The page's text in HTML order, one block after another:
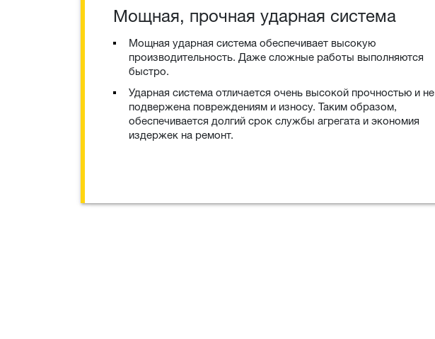
Мощная, прочная ударная система
Мощная ударная система обеспечивает высокую
производительность. Даже сложные работы выполняются
быстро.
Ударная система отличается очень высокой прочностью и не
подвержена повреждениям и износу. Таким образом,
обеспечивается долгий срок службы агрегата и экономия
издержек на ремонт.